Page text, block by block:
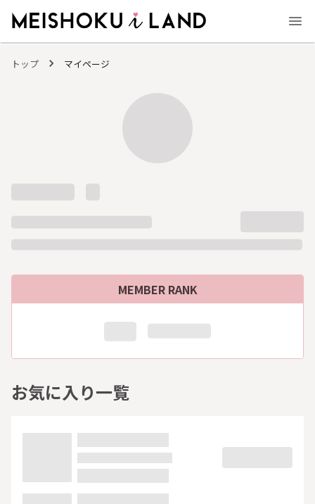
トップ マイページ
MEMBER RANK
お気に入り一覧